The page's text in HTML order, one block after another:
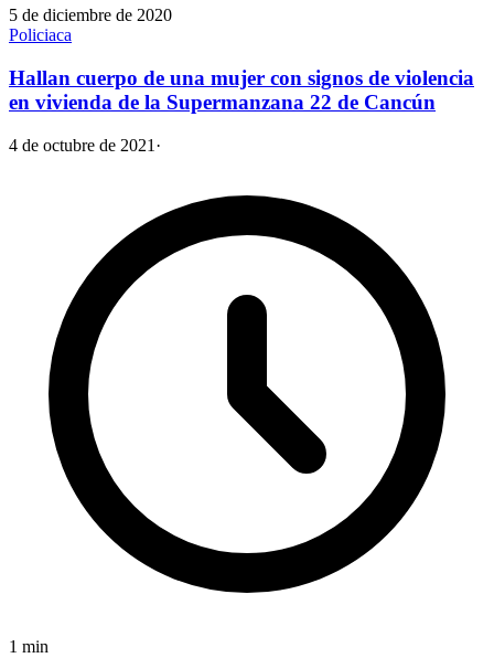
5 de diciembre de 2020
Policiaca
Hallan cuerpo de una mujer con signos de violencia
en vivienda de la Supermanzana 22 de Cancún
4 de octubre de 2021 ·
1 min